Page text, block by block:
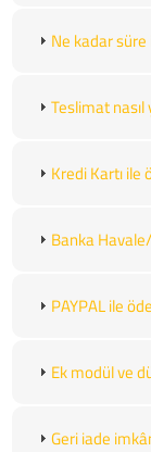
Ne kadar
Teslimat nasıl
Kredi Kartı
Banka
PAYPAL ile
Ek modül ve
Geri iade